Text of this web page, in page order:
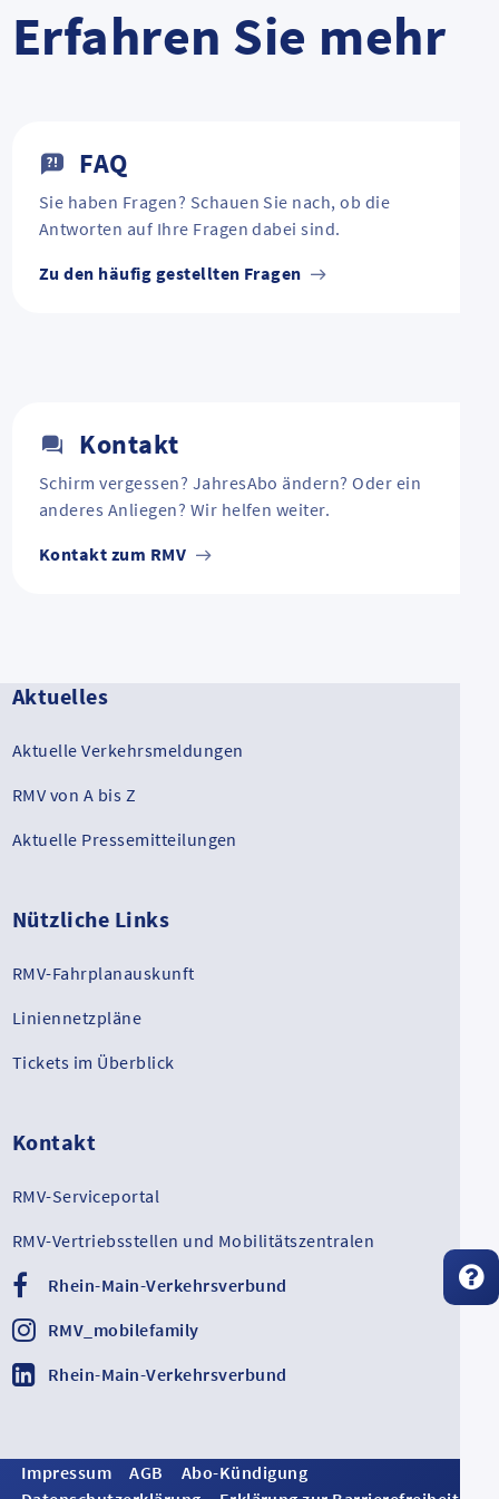
Erfahren Sie mehr
FAQ
Sie haben Fragen? Schauen Sie nach, ob die
Antworten auf Ihre Fragen dabei sind.
Zu den häufig gestellten Fragen
Kontakt
Schirm vergessen? JahresAbo ändern? Oder ein
anderes Anliegen? Wir helfen weiter.
Kontakt zum RMV
Aktuelles
Aktuelle Verkehrsmeldungen
RMV von A bis Z
Aktuelle Pressemitteilungen
Nützliche Links
RMV-Fahrplanauskunft
Liniennetzpläne
Tickets im Überblick
Kontakt
RMV-Serviceportal
RMV-Vertriebsstellen und Mobilitätszentralen
Rhein-Main-Verkehrsverbund
RMV_mobilefamily
Rhein-Main-Verkehrsverbund
Impressum AGB
Abo-Kündigung